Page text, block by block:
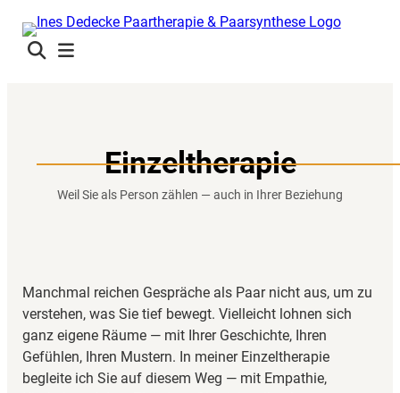
Inhalt
springen
Einzeltherapie
Weil Sie als Person zählen — auch in Ihrer Beziehung
Manchmal reichen Gespräche als Paar nicht aus, um zu
verstehen, was Sie tief bewegt. Vielleicht lohnen sich
ganz eigene Räume — mit Ihrer Geschichte, Ihren
Gefühlen, Ihren Mustern. In meiner Einzeltherapie
begleite ich Sie auf diesem Weg — mit Empathie,